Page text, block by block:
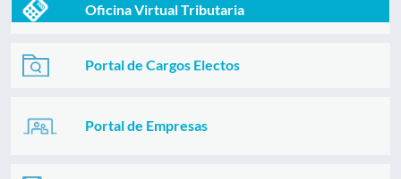
Oficina Virtual Tributaria
Portal de Cargos Electos
Portal de Empresas